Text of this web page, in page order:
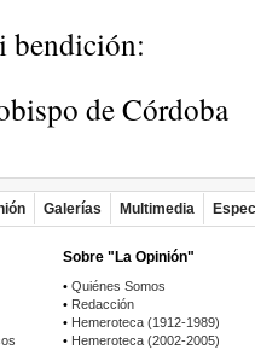
bendición:
de Córdoba
Galerías Multimedia
Sobre "La Opinión"
• Quiénes Somos
• Redacción
• Hemeroteca (1912-1989)
• Hemeroteca (2002-2005)